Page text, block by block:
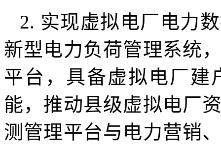
2. 实现虚拟电厂电力
新型电力负荷管理系统
平台，具备虚拟电厂建
能，推动县级虚拟电厂
测管理平台与电力营销